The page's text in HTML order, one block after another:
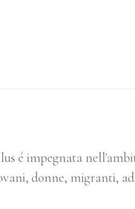
é impegnata
donne, migranti,